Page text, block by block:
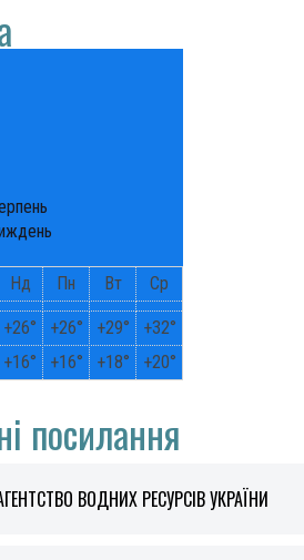
Нд Пн Вт Ср
+26° +26° +29° +32°
+16° +16° +18° +20°
посилання
ВОДНИХ РЕСУРСІВ УКРАЇНИ